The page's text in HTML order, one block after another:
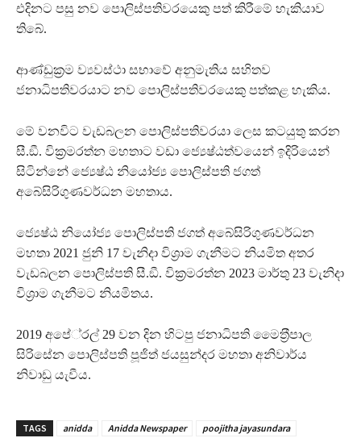
එදිනට පසු නව පොලිස්පතිවරයෙකු පත් කිරීමේ හැකියාව
තිබේ.
ආණ්ඩුක‍්‍රම ව්‍යවස්ථා සභාවේ අනුමැතිය සහිතව
ජනාධිපතිවරයාට නව පොලිස්පතිවරයෙකු පත්කළ හැකිය.
මේ වනවිට වැඩබලන පොලිස්පතිවරයා ලෙස කටයුතු කරන
සී.ඞී. වික‍්‍රමරත්න මහතාට වඩා ජ්‍යෙෂ්ඨත්වයෙන් ඉදිරියෙන්
සිටින්නේ ජ්‍යෙෂ්ඨ නියෝජ්‍ය පොලිස්පති ජගත්
අබේසිරිගුණවර්ධන මහතාය.
ජ්‍යෙෂ්ඨ නියෝජ්‍ය පොලිස්පති ජගත් අබේසිරිගුණවර්ධන
මහතා 2021 ජුනි 17 වැනිදා විශ‍්‍රාම ගැනීමට නියමිත අතර
වැඩබලන පොලිස්පති සී.ඞී. වික‍්‍රමරත්න 2023 මාර්තු 23 වැනිදා
විශ‍්‍රාම ගැනීමට නියමිතය.
2019 අපේ‍්‍රල් 29 වන දින හිටපු ජනාධිපති මෛත‍්‍රීපාල
සිරිසේන පොලිස්පති පූජිත් ජයසුන්දර මහතා අනිවාර්ය
නිවාඩු යැවීය.
TAGS anidda Anidda Newspaper
poojitha jayasundara